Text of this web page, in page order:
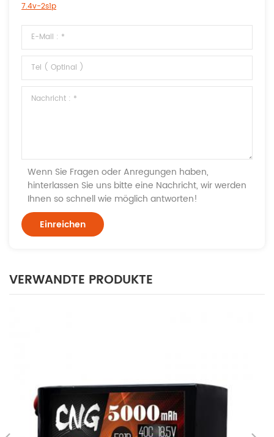
7.4v-2s1p
Wenn Sie Fragen oder Anregungen haben,
hinterlassen Sie uns bitte eine Nachricht, wir werden
Ihnen so schnell wie möglich antworten!
VERWANDTE PRODUKTE